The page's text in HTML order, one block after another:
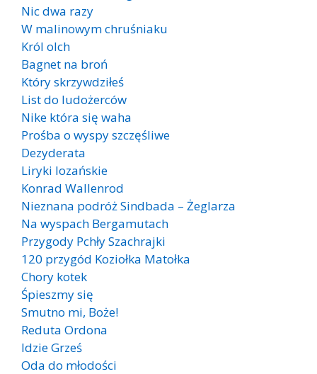
Nic dwa razy
W malinowym chruśniaku
Król olch
Bagnet na broń
Który skrzywdziłeś
List do ludożerców
Nike która się waha
Prośba o wyspy szczęśliwe
Dezyderata
Liryki lozańskie
Konrad Wallenrod
Nieznana podróż Sindbada – Żeglarza
Na wyspach Bergamutach
Przygody Pchły Szachrajki
120 przygód Koziołka Matołka
Chory kotek
Śpieszmy się
Smutno mi, Boże!
Reduta Ordona
Idzie Grześ
Oda do młodości